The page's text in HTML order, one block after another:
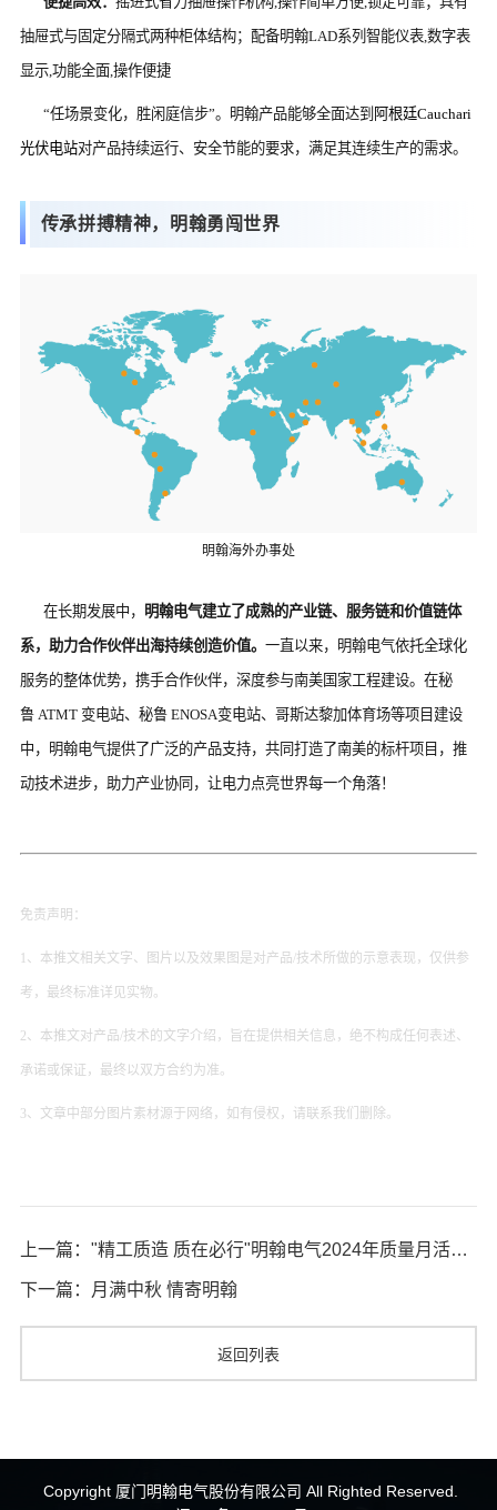
抽屉式与固定分隔式两种柜体结构；配备明翰LAD系列智能仪表,数字表
显示,功能全面,操作便捷
“任场景变化，胜闲庭信步”。明翰产品能够全面达到 阿根廷Cauchari
光伏电站对产品持续运行、安全节能的要求，满足其连续生产的需求。
传承拼搏精神，明翰勇闯世界
明翰海外办事处
在长期发展中， 明翰电气建立了成熟的产业链、服务链和价值链体
系，助力合作伙伴出海持续创造价值。 一直以来，明翰电气依托全球化
服务的整体优势，携手合作伙伴，深度参与南美国家工程建设。在秘
鲁 ATMT 变电站、秘鲁 ENOSA变电站、哥斯达黎加体育场等项目建设
中，明翰电气提供了广泛的产品支持，共同打造了南美的标杆项目，推
动技术进步，助力产业协同，让电力点亮世界每一个角落！
免责声明：
1、本推文相关文字、图片以及效果图是对产品/技术所做的示意表现，仅供参
考，最终标准详见实物。
2、本推文对产品/技术的文字介绍，旨在提供相关信息，绝不构成任何表述、
承诺或保证，最终以双方合约为准。
3、文章中部分图片素材源于网络，如有侵权，请联系我们删除。
上一篇："精工质造 质在必行"明翰电气2024年质量月活动总结
下一篇：月满中秋 情寄明翰
返回列表
Copyright 厦门明翰电气股份有限公司 All Righted Reserved.